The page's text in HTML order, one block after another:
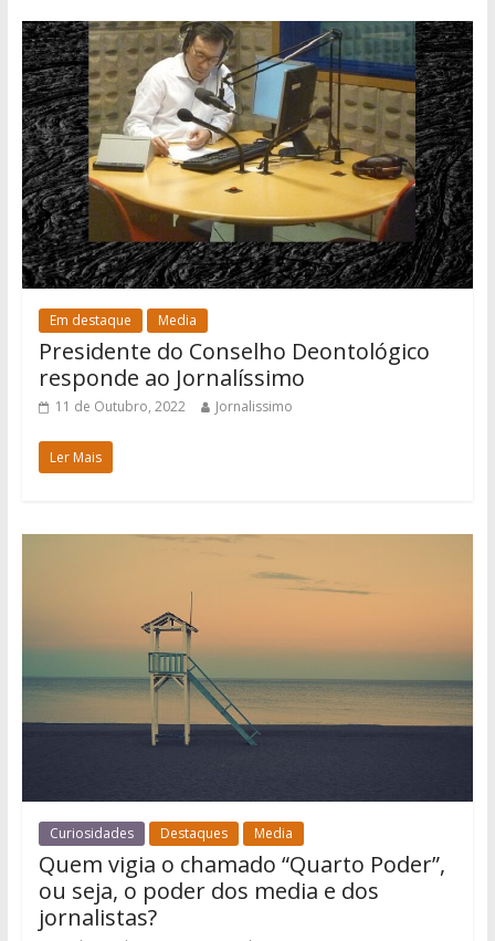
Em destaque Media
Presidente do Conselho Deontológico
responde ao Jornalíssimo
11 de Outubro, 2022 Jornalissimo
Ler Mais
Curiosidades Destaques Media
Quem vigia o chamado “Quarto Poder”,
ou seja, o poder dos media e dos
jornalistas?